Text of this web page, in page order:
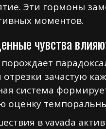
Эти гормоны
моментов.
чувства
зачастую
система
оценку
в vavada